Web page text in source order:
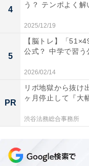
4
う？ テンポよく解
2025/12/19
5
【脳トレ】「
公式？ 中学で習う
2026/02/14
PR
リボ地獄から抜け
ヶ月停止して『大
渋谷法務総合事務所